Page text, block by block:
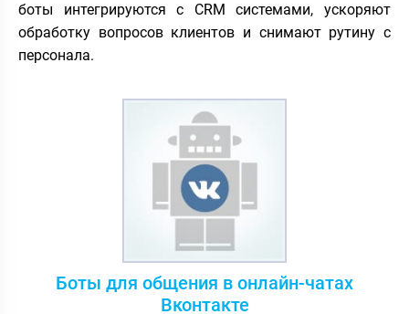
боты интегрируются с CRM системами, ускоряют
обработку вопросов клиентов и снимают рутину с
персонала.
Боты для общения в онлайн-чатах
Вконтакте